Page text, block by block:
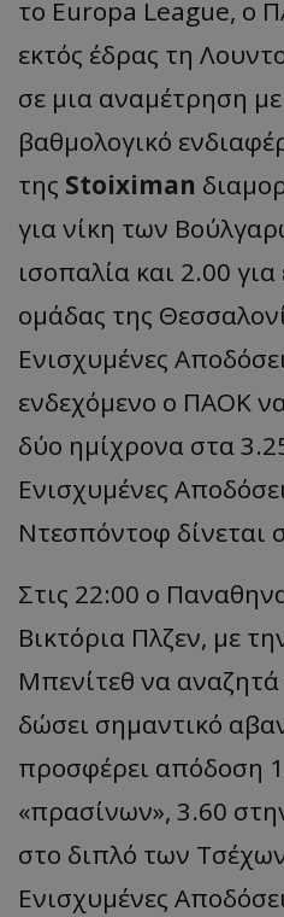
το Europa League, ο
εκτός έδρας τη
σε μια αναμέτρηση με
βαθμολογικό
της Stoiximan
για νίκη των
ισοπαλία και 2.00
ομάδας της
Ενισχυμένες
ενδεχόμενο ο ΠΑΟΚ
δύο ημίχρονα στα
Ενισχυμένες
Ντεσπόντοφ δίνεται
Στις 22:00 ο
Βικτόρια Πλζεν, με
Μπενίτεθ να
δώσει σημαντικό
προσφέρει απόδοση
«πρασίνων», 3.60
στο διπλό των
Ενισχυμένες